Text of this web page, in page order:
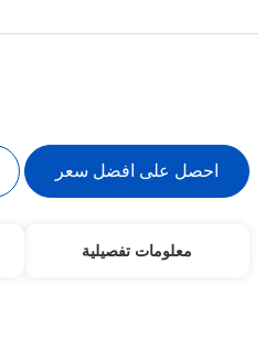
احصل على افضل سعر
معلومات تفصيلية